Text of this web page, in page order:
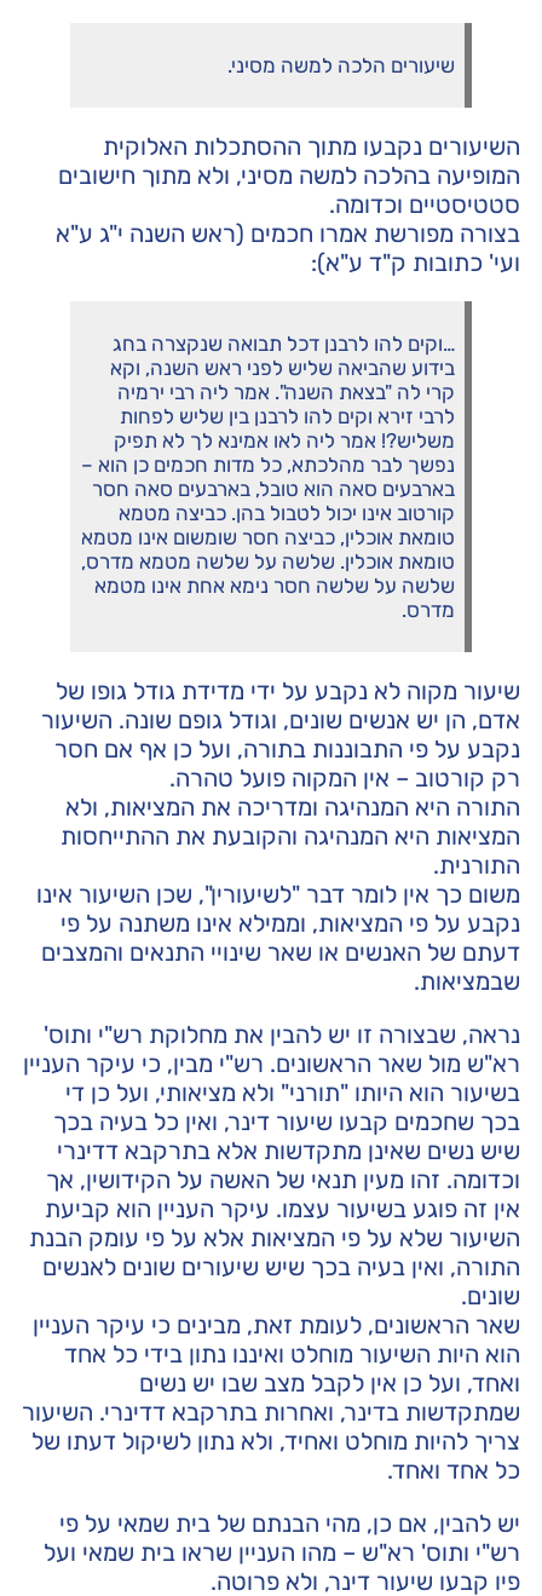
שיעורים הלכה למשה מסיני.
השיעורים נקבעו מתוך ההסתכלות האלוקית
המופיעה בהלכה למשה מסיני, ולא מתוך חישובים
סטטיסטיים וכדומה.
בצורה מפורשת אמרו חכמים (ראש השנה י"ג ע"א
ועי' כתובות ק"ד ע"א):
…וקים להו לרבנן דכל תבואה שנקצרה בחג
בידוע שהביאה שליש לפני ראש השנה, וקא
קרי לה "בצאת השנה". אמר ליה רבי ירמיה
לרבי זירא וקים להו לרבנן בין שליש לפחות
משליש?! אמר ליה לאו אמינא לך לא תפיק
נפשך לבר מהלכתא, כל מדות חכמים כן הוא –
בארבעים סאה הוא טובל, בארבעים סאה חסר
קורטוב אינו יכול לטבול בהן. כביצה מטמא
טומאת אוכלין, כביצה חסר שומשום אינו מטמא
טומאת אוכלין. שלשה על שלשה מטמא מדרס,
שלשה על שלשה חסר נימא אחת אינו מטמא
מדרס.
שיעור מקוה לא נקבע על ידי מדידת גודל גופו של
אדם, הן יש אנשים שונים, וגודל גופם שונה. השיעור
נקבע על פי התבוננות בתורה, ועל כן אף אם חסר
רק קורטוב – אין המקוה פועל טהרה.
התורה היא המנהיגה ומדריכה את המציאות, ולא
המציאות היא המנהיגה והקובעת את ההתייחסות
התורנית.
משום כך אין לומר דבר "לשיעורין", שכן השיעור אינו
נקבע על פי המציאות, וממילא אינו משתנה על פי
דעתם של האנשים או שאר שינויי התנאים והמצבים
שבמציאות.
נראה, שבצורה זו יש להבין את מחלוקת רש"י ותוס'
רא"ש מול שאר הראשונים. רש"י מבין, כי עיקר העניין
בשיעור הוא היותו "תורני" ולא מציאותי, ועל כן די
בכך שחכמים קבעו שיעור דינר, ואין כל בעיה בכך
שיש נשים שאינן מתקדשות אלא בתרקבא דדינרי
וכדומה. זהו מעין תנאי של האשה על הקידושין, אך
אין זה פוגע בשיעור עצמו. עיקר העניין הוא קביעת
השיעור שלא על פי המציאות אלא על פי עומק הבנת
התורה, ואין בעיה בכך שיש שיעורים שונים לאנשים
שונים.
שאר הראשונים, לעומת זאת, מבינים כי עיקר העניין
הוא היות השיעור מוחלט ואיננו נתון בידי כל אחד
ואחד, ועל כן אין לקבל מצב שבו יש נשים
שמתקדשות בדינר, ואחרות בתרקבא דדינרי. השיעור
צריך להיות מוחלט ואחיד, ולא נתון לשיקול דעתו של
כל אחד ואחד.
יש להבין, אם כן, מהי הבנתם של בית שמאי על פי
רש"י ותוס' רא"ש – מהו העניין שראו בית שמאי ועל
פיו קבעו שיעור דינר, ולא פרוטה.